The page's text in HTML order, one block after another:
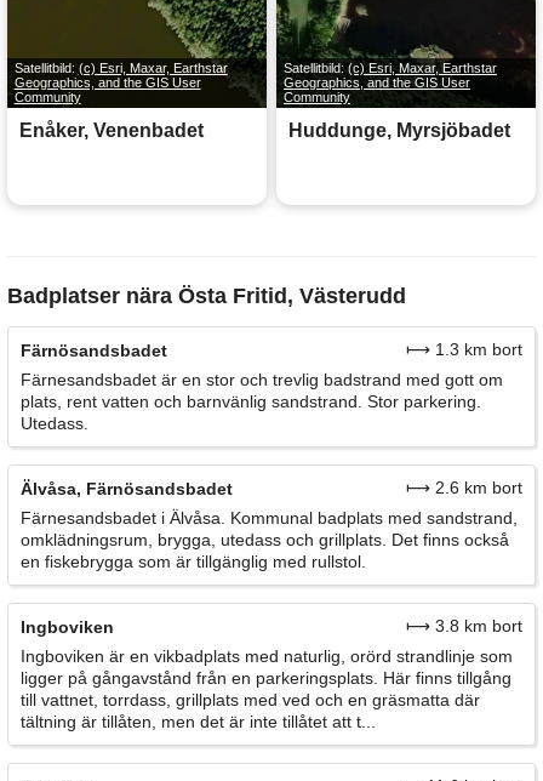
Satellitbild: (c) Esri, Maxar, Earthstar
Geographics, and the GIS User
Community
Enåker, Venenbadet
Satellitbild: (c) Esri, Maxar, Earthstar
Geographics, and the GIS User
Community
Huddunge, Myrsjöbadet
Badplatser nära Östa Fritid, Västerudd
Färnösandsbadet
⟼ 1.3 km bort
Färnesandsbadet är en stor och trevlig badstrand med gott om
plats, rent vatten och barnvänlig sandstrand. Stor parkering.
Utedass.
Älvåsa, Färnösandsbadet
⟼ 2.6 km bort
Färnesandsbadet i Älvåsa. Kommunal badplats med sandstrand,
omklädningsrum, brygga, utedass och grillplats. Det finns också
en fiskebrygga som är tillgänglig med rullstol.
Ingboviken
⟼ 3.8 km bort
Ingboviken är en vikbadplats med naturlig, orörd strandlinje som
ligger på gångavstånd från en parkeringsplats. Här finns tillgång
till vattnet, torrdass, grillplats med ved och en gräsmatta där
tältning är tillåten, men det är inte tillåtet att t...